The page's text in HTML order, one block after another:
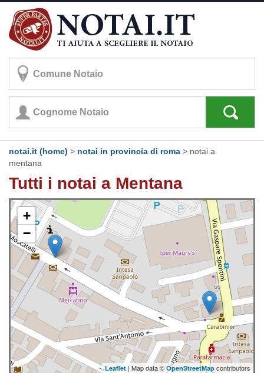
notai.it (home) > notai in provincia di roma > notai a
mentana
Tutti i notai a Mentana
+
−
Leaflet | Map data © OpenStreetMap contributors